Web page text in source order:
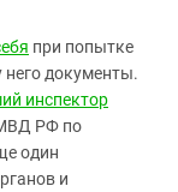
при попытке
него документы.
инспектор
РФ по
один
и